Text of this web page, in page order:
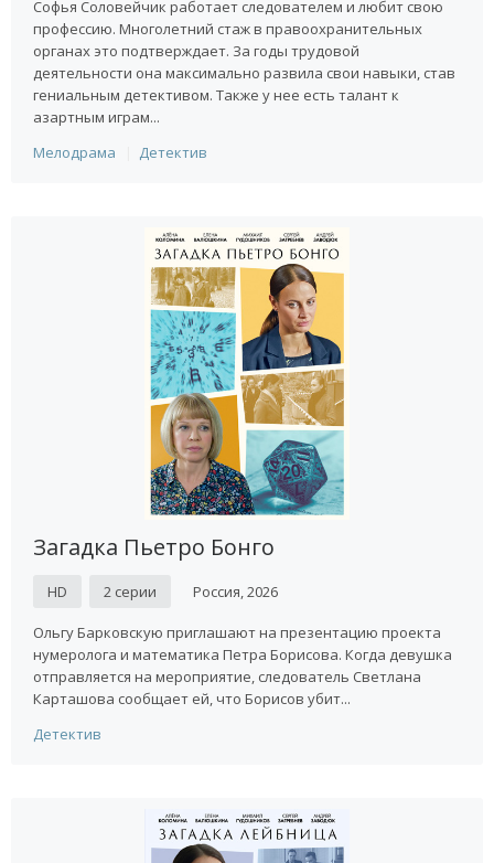
Софья Соловейчик работает следователем и любит свою
профессию. Многолетний стаж в правоохранительных
органах это подтверждает. За годы трудовой
деятельности она максимально развила свои навыки, став
гениальным детективом. Также у нее есть талант к
азартным играм...
Мелодрама
Детектив
Загадка Пьетро Бонго
HD 2 серии Россия, 2026
Ольгу Барковскую приглашают на презентацию проекта
нумеролога и математика Петра Борисова. Когда девушка
отправляется на мероприятие, следователь Светлана
Карташова сообщает ей, что Борисов убит...
Детектив